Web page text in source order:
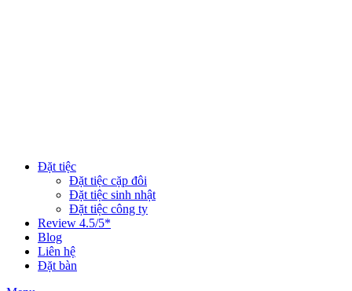
Đặt tiệc
Đặt tiệc cặp đôi
Đặt tiệc sinh nhật
Đặt tiệc công ty
Review 4.5/5*
Blog
Liên hệ
Đặt bàn